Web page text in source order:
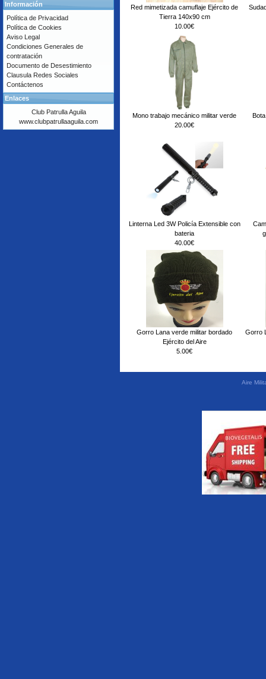
Red mimetizada camuflaje Ejército de
Tierra 140x90 cm
10.00€
Mono trabajo mecánico militar verde
20.00€
Linterna Led 3W Policía Extensible con
bateria
40.00€
Gorro Lana verde militar bordado
Ejército del Aire
5.00€
Gorro
Información
Política de Privacidad
Política de Cookies
Aviso Legal
Condiciones Generales de
contratación
Documento de Desestimiento
Clausula Redes Sociales
Contáctenos
Enlaces
Club Patrulla Aguila
www.clubpatrullaaguila.com
Aire